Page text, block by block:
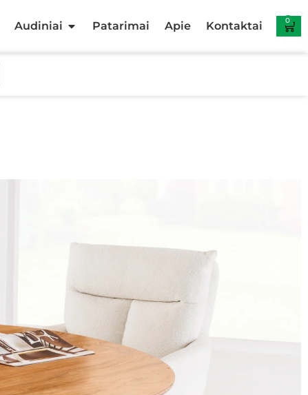
Audiniai Patarimai Apie Kontaktai 0